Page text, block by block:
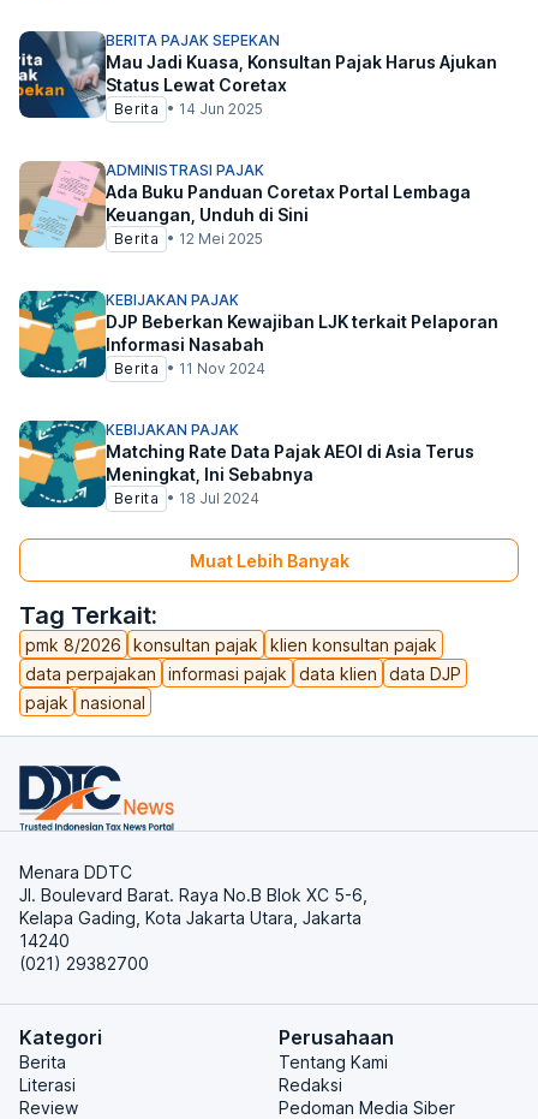
Tag Terkait:
pmk 8/2026 konsultan pajak
klien konsultan pajak
data perpajakan
informasi pajak data klien
data DJP
pajak
nasional
BERITA PAJAK SEPEKAN
Mau Jadi Kuasa, Konsultan Pajak Harus Ajukan
Status Lewat Coretax
Berita • 14 Jun 2025
ADMINISTRASI PAJAK
Ada Buku Panduan Coretax Portal Lembaga
Keuangan, Unduh di Sini
Berita • 12 Mei 2025
KEBIJAKAN PAJAK
DJP Beberkan Kewajiban LJK terkait Pelaporan
Informasi Nasabah
Berita • 11 Nov 2024
KEBIJAKAN PAJAK
Matching Rate Data Pajak AEOI di Asia Terus
Meningkat, Ini Sebabnya
Berita • 18 Jul 2024
Muat Lebih Banyak
Menara DDTC
Jl. Boulevard Barat. Raya No.B Blok XC 5-6,
Kelapa Gading, Kota Jakarta Utara, Jakarta
14240
(021) 29382700
Kategori
Berita
Literasi
Review
Perusahaan
Tentang Kami
Redaksi
Pedoman Media Siber